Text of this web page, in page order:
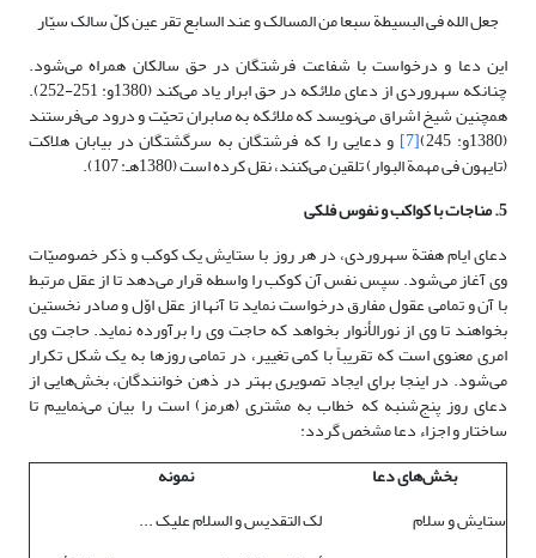
جعل الله فی البسیطة سبعا من المسالک و عند السابع تقر عین کلّ سالک سیّار
این دعا و درخواست با شفاعت فرشتگان در حق سالکان همراه می‌شود.
چنانکه سهروردی از دعای ملائکه در حق ابرار یاد می‌کند (1380و: 251-252).
همچنین شیخ اشراق می‌نویسد که ملائکه به صابران تحیّت و درود می‌فرستند
(1380و: 245) [7] و دعایی را که فرشتگان به سرگشتگان در بیابان هلاکت
(تایهون فی مهمة البوار) تلقین می‌کنند، نقل کرده است (1380هـ: 107).
5. مناجات با کواکب و نفوس فلکی
دعای ایام هفتة سهروردی، در هر روز با ستایش یک کوکب و ذکر خصوصیّات
وی آغاز می‌شود. سپس نفس آن کوکب را واسطه قرار می‌دهد تا از عقل مرتبط
با آن و تمامی عقول مفارق درخواست نماید تا آنها از عقل اوّل و صادر نخستین
بخواهند تا وی از نورالأنوار بخواهد که حاجت وی را برآورده نماید. حاجت وی
امری معنوی است که تقریباً با کمی تغییر، در تمامی روزها به یک شکل تکرار
می‌شود. در اینجا برای ایجاد تصویری بهتر در ذهن خوانندگان، بخش‌هایی از
دعای روز پنج‌شنبه که خطاب به مشتری (هرمز) است را بیان می‌نماییم تا
ساختار و اجزاء دعا مشخص گردد:
بخش‌های دعا
نمونه
ستایش و سلام
لک التقدیس و السلام علیک ...